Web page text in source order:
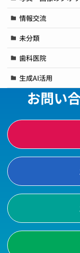
情報交流
未分類
歯科医院
生成AI活用
お問い